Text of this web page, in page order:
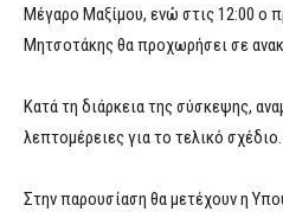
Μέγαρο Μαξίμου, ενώ στις 12:00 ο
Μητσοτάκης θα προχωρήσει σε
Κατά τη διάρκεια της σύσκεψης,
λεπτομέρειες για το τελικό σχέδιο.
Στην παρουσίαση θα μετέχουν η